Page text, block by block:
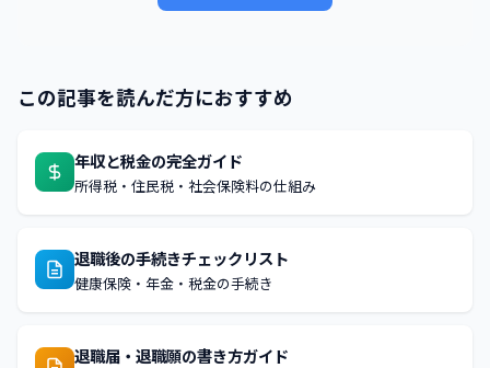
この記事を読んだ方におすすめ
年収と税金の完全ガイド
所得税・住民税・社会保険料の仕組み
退職後の手続きチェックリスト
健康保険・年金・税金の手続き
退職届・退職願の書き方ガイド